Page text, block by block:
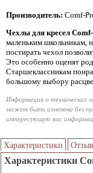
Производитель: Comf-
Чехлы для кресел
маленьким школьникам,
постирать чехол
Это особенно оценят
Старшеклассникам
большому выбору
Информация о технических
может быть изменена без
интересующую вас
Характеристики
Характеристики